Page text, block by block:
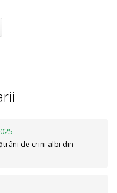
de crini albi din